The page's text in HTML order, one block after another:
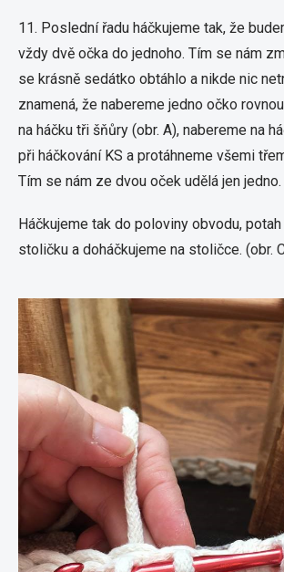
11. Poslední řadu háčkujeme tak, že
vždy dvě očka do jednoho. Tím se nám
se krásně sedátko obtáhlo a nikde nic
znamená, že nabereme jedno očko
na háčku tři šňůry (obr. A), nabereme na
při háčkování KS a protáhneme všemi
Tím se nám ze dvou oček udělá jen jedno.
Háčkujeme tak do poloviny obvodu, potah
stoličku a doháčkujeme na stoličce. (obr.